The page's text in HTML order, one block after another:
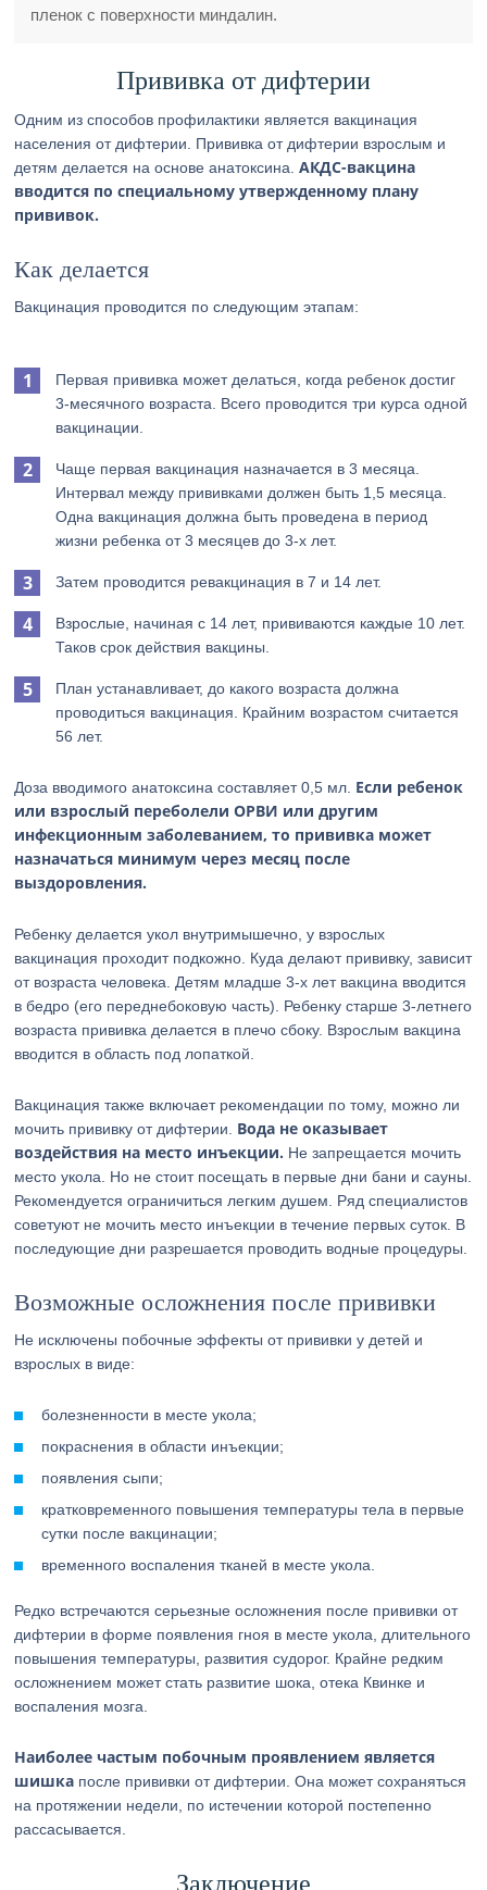
пленок с поверхности миндалин.
Прививка от дифтерии
Одним из способов профилактики является вакцинация
населения от дифтерии. Прививка от дифтерии взрослым и
детям делается на основе анатоксина.АКДС-вакцина
вводится по специальному утвержденному плану
прививок.
Как делается
Вакцинация проводится по следующим этапам:
Первая прививка может делаться, когда ребенок достиг
3-месячного возраста. Всего проводится три курса одной
вакцинации.
Чаще первая вакцинация назначается в 3 месяца.
Интервал между прививками должен быть 1,5 месяца.
Одна вакцинация должна быть проведена в период
жизни ребенка от 3 месяцев до 3-х лет.
Затем проводится ревакцинация в 7 и 14 лет.
Взрослые, начиная с 14 лет, прививаются каждые 10 лет.
Таков срок действия вакцины.
План устанавливает, до какого возраста должна
проводиться вакцинация. Крайним возрастом считается
56 лет.
Доза вводимого анатоксина составляет 0,5 мл. Если ребенок
или взрослый переболели ОРВИ или другим
инфекционным заболеванием, то прививка может
назначаться минимум через месяц после
выздоровления.
Ребенку делается укол внутримышечно, у взрослых
вакцинация проходит подкожно. Куда делают прививку, зависит
от возраста человека. Детям младше 3-х лет вакцина вводится
в бедро (его переднебоковую часть). Ребенку старше 3-летнего
возраста прививка делается в плечо сбоку. Взрослым вакцина
вводится в область под лопаткой.
Вакцинация также включает рекомендации по тому, можно ли
мочить прививку от дифтерии. Вода не оказывает
воздействия на место инъекции. Не запрещается мочить
место укола. Но не стоит посещать в первые дни бани и сауны.
Рекомендуется ограничиться легким душем. Ряд специалистов
советуют не мочить место инъекции в течение первых суток. В
последующие дни разрешается проводить водные процедуры.
Возможные осложнения после прививки
Не исключены побочные эффекты от прививки у детей и
взрослых в виде:
болезненности в месте укола;
покраснения в области инъекции;
появления сыпи;
кратковременного повышения температуры тела в первые
сутки после вакцинации;
временного воспаления тканей в месте укола.
Редко встречаются серьезные осложнения после прививки от
дифтерии в форме появления гноя в месте укола, длительного
повышения температуры, развития судорог. Крайне редким
осложнением может стать развитие шока, отека Квинке и
воспаления мозга.
Наиболее частым побочным проявлением является
шишка после прививки от дифтерии. Она может сохраняться
на протяжении недели, по истечении которой постепенно
рассасывается.
Заключение